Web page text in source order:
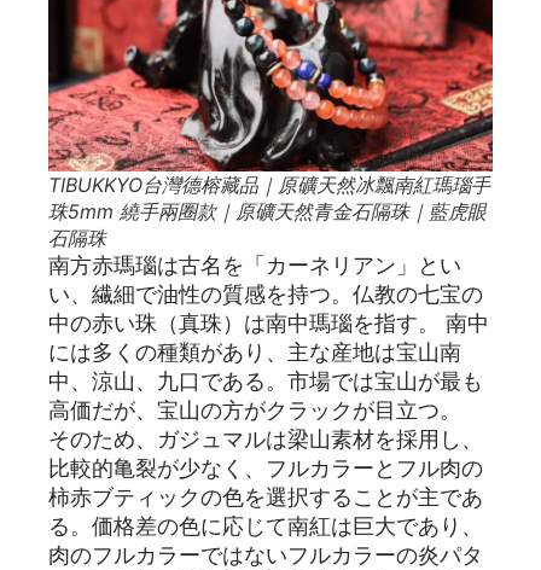
TIBUKKYO台灣德榕藏品｜原礦天然冰飄南紅瑪瑙手
珠5mm 繞手兩圈款｜原礦天然青金石隔珠｜藍虎眼
石隔珠
南方赤瑪瑙は古名を「カーネリアン」とい
い、繊細で油性の質感を持つ。仏教の七宝の
中の赤い珠（真珠）は南中瑪瑙を指す。 南中
には多くの種類があり、主な産地は宝山南
中、涼山、九口である。市場では宝山が最も
高価だが、宝山の方がクラックが目立つ。
そのため、ガジュマルは梁山素材を採用し、
比較的亀裂が少なく、フルカラーとフル肉の
柿赤ブティックの色を選択することが主であ
る。価格差の色に応じて南紅は巨大であり、
肉のフルカラーではないフルカラーの炎パタ